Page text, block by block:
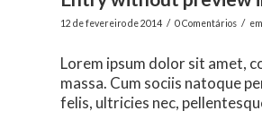
12 de fevereiro de 2014 / 0 Comentários / em
Lorem ipsum dolor sit amet,
massa. Cum sociis natoque
felis, ultricies nec,